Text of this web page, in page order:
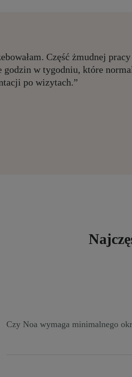
Część żmudnej
w tygodniu, które
po wizytach.”
Czy Noa wymaga minimalnego